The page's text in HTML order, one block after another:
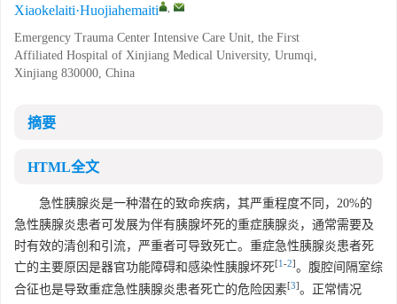
Xiaokelaiti·Huojiahemaiti
,
Emergency Trauma Center Intensive Care Unit, the First
Affiliated Hospital of Xinjiang Medical University, Urumqi,
Xinjiang 830000, China
摘要
HTML全文
急性胰腺炎是一种潜在的致命疾病，其严重程度不同，20%的
急性胰腺炎患者可发展为伴有胰腺坏死的重症胰腺炎，通常需要及
时有效的清创和引流，严重者可导致死亡。重症急性胰腺炎患者死
亡的主要原因是器官功能障碍和感染性胰腺坏死[1 -2]。腹腔间隔室综
合征也是导致重症急性胰腺炎患者死亡的危险因素[3]。正常情况